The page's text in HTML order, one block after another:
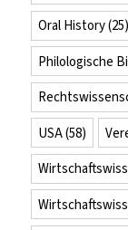
Oral History(25)
Philologische
USA(58)